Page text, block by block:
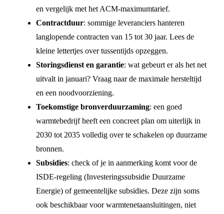
en vergelijk met het ACM-maximumtarief.
Contractduur: sommige leveranciers hanteren
langlopende contracten van 15 tot 30 jaar. Lees de
kleine lettertjes over tussentijds opzeggen.
Storingsdienst en garantie: wat gebeurt er als het net
uitvalt in januari? Vraag naar de maximale hersteltijd
en een noodvoorziening.
Toekomstige bronverduurzaming: een goed
warmtebedrijf heeft een concreet plan om uiterlijk in
2030 tot 2035 volledig over te schakelen op duurzame
bronnen.
Subsidies: check of je in aanmerking komt voor de
ISDE-regeling (Investeringssubsidie Duurzame
Energie) of gemeentelijke subsidies. Deze zijn soms
ook beschikbaar voor warmtenetaansluitingen, niet